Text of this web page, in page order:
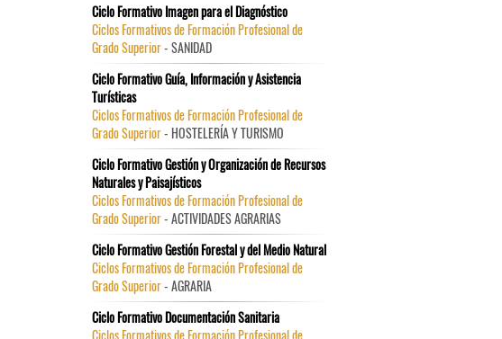
Ciclo Formativo Imagen para el Diagnóstico
Ciclos Formativos de Formación Profesional de
Grado Superior- SANIDAD
Ciclo Formativo Guía, Información y Asistencia
Turísticas
Ciclos Formativos de Formación Profesional de
Grado Superior- HOSTELERÍA Y TURISMO
Ciclo Formativo Gestión y Organización de Recursos
Naturales y Paisajísticos
Ciclos Formativos de Formación Profesional de
Grado Superior- ACTIVIDADES AGRARIAS
Ciclo Formativo Gestión Forestal y del Medio Natural
Ciclos Formativos de Formación Profesional de
Grado Superior- AGRARIA
Ciclo Formativo Documentación Sanitaria
Ciclos Formativos de Formación Profesional de